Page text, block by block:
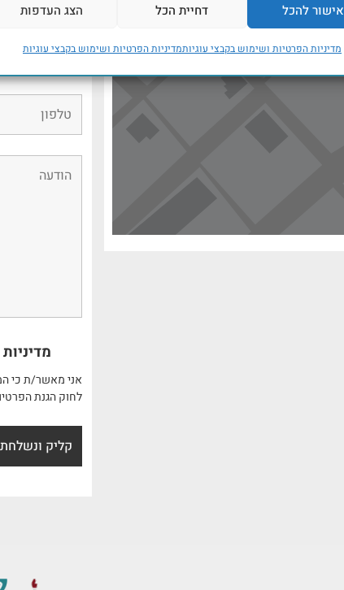
אישור להכל דחיית הכל הצג העדפות
מדיניות הפרטיות ושימוש בקבצי עוגיותמדיניות הפרטיות ושימוש בקבצי עוגיות
אני מאשר/ת כי
לחוק הגנת